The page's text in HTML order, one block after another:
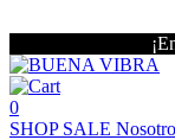
0
SHOP SALE